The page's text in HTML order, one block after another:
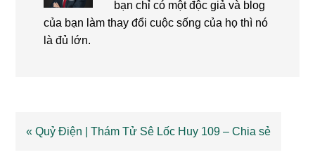
bạn chỉ có một độc giả và blog
của bạn làm thay đổi cuộc sống của họ thì nó
là đủ lớn.
Previous
« Quỷ Điện | Thám Tử Sê Lốc Huy 109 – Chia sẻ